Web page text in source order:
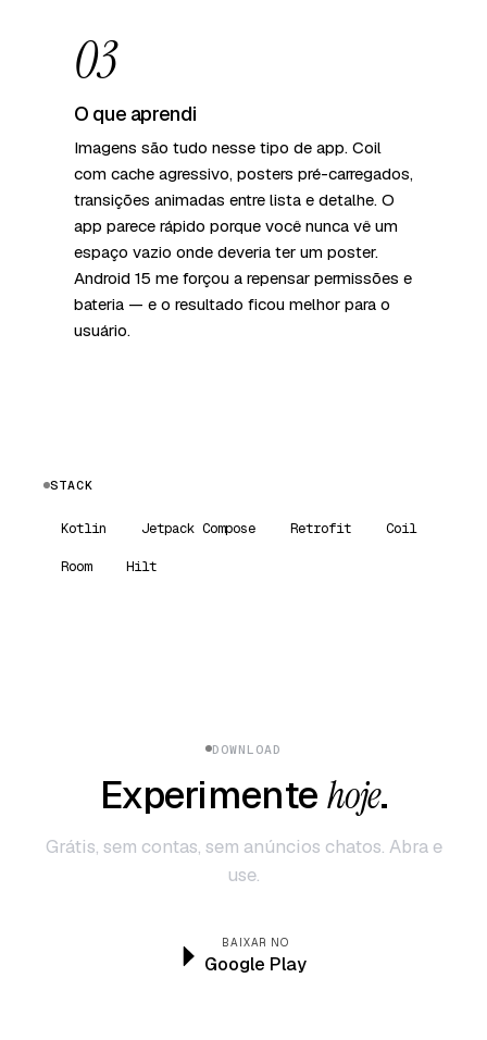
03
O que aprendi
Imagens são tudo nesse tipo de app. Coil
com cache agressivo, posters pré-carregados,
transições animadas entre lista e detalhe. O
app parece rápido porque você nunca vê um
espaço vazio onde deveria ter um poster.
Android 15 me forçou a repensar permissões e
bateria — e o resultado ficou melhor para o
usuário.
STACK
Kotlin Jetpack Compose Retrofit Coil
Room Hilt
DOWNLOAD
Experimente hoje.
Grátis, sem contas, sem anúncios chatos. Abra e
use.
BAIXAR NO
Google Play